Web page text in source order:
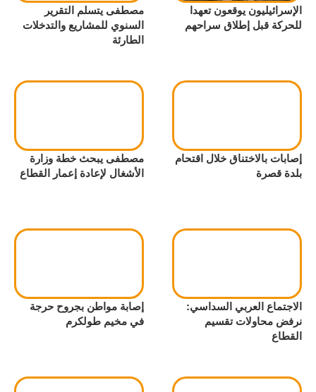
الإسرائيليون يوقعون تعهدا
للحركة قبل إطلاق سراحهم
مصطفى يتسلم التقرير
السنوي للمشاريع والتدخلات
الطارئة
إصابات بالاختناق خلال اقتحام
بلدة قصرة
مصطفى يبحث خطة وزارة
الأشغال لإعادة إعمار القطاع
الاجتماع العربي السداسي:
نرفض محاولات تقسيم
القطاع
إصابة مواطن بجروح حرجة
في مخيم طولكرم